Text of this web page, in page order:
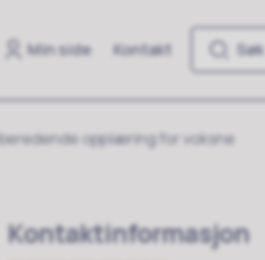
Min side Kontakt Søk
opplæring for voksne
Kontaktinformasjon